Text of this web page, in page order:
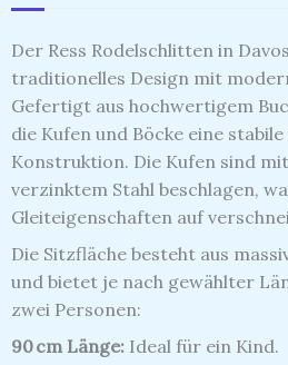
Der Ress Rodelschlitten in
traditionelles Design mit
Gefertigt aus hochwertigem
die Kufen und Böcke eine
Konstruktion. Die Kufen sind
verzinktem Stahl beschlagen,
Gleiteigenschaften auf
Die Sitzfläche besteht aus
und bietet je nach gewählter
zwei Personen:
90 cm Länge: Ideal für ein Kind.